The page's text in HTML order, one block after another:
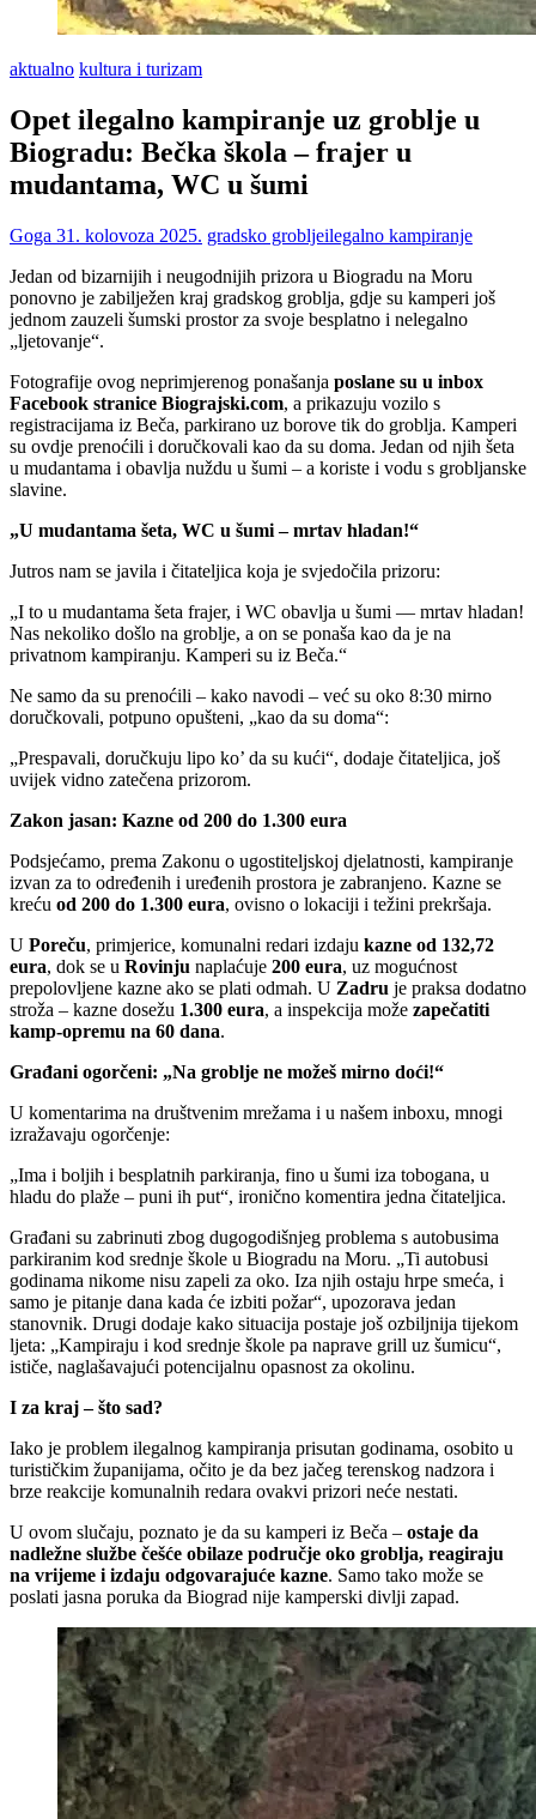
aktualno kultura i turizam
Opet ilegalno kampiranje uz groblje u
Biogradu: Bečka škola – frajer u
mudantama, WC u šumi
Goga 31. kolovoza 2025. gradsko grobljeilegalno kampiranje
Jedan od bizarnijih i neugodnijih prizora u Biogradu na Moru
ponovno je zabilježen kraj gradskog groblja, gdje su kamperi još
jednom zauzeli šumski prostor za svoje besplatno i nelegalno
„ljetovanje“.
Fotografije ovog neprimjerenog ponašanja poslane su u inbox
Facebook stranice Biograjski.com, a prikazuju vozilo s
registracijama iz Beča, parkirano uz borove tik do groblja. Kamperi
su ovdje prenoćili i doručkovali kao da su doma. Jedan od njih šeta
u mudantama i obavlja nuždu u šumi – a koriste i vodu s grobljanske
slavine.
„U mudantama šeta, WC u šumi – mrtav hladan!“
Jutros nam se javila i čitateljica koja je svjedočila prizoru:
„I to u mudantama šeta frajer, i WC obavlja u šumi — mrtav hladan!
Nas nekoliko došlo na groblje, a on se ponaša kao da je na
privatnom kampiranju. Kamperi su iz Beča.“
Ne samo da su prenoćili – kako navodi – već su oko 8:30 mirno
doručkovali, potpuno opušteni, „kao da su doma“:
„Prespavali, doručkuju lipo ko’ da su kući“, dodaje čitateljica, još
uvijek vidno zatečena prizorom.
Zakon jasan: Kazne od 200 do 1.300 eura
Podsjećamo, prema Zakonu o ugostiteljskoj djelatnosti, kampiranje
izvan za to određenih i uređenih prostora je zabranjeno. Kazne se
kreću od 200 do 1.300 eura, ovisno o lokaciji i težini prekršaja.
U Poreču, primjerice, komunalni redari izdaju kazne od 132,72
eura, dok se u Rovinju naplaćuje 200 eura, uz mogućnost
prepolovljene kazne ako se plati odmah. U Zadru je praksa dodatno
stroža – kazne dosežu 1.300 eura, a inspekcija može zapečatiti
kamp-opremu na 60 dana.
Građani ogorčeni: „Na groblje ne možeš mirno doći!“
U komentarima na društvenim mrežama i u našem inboxu, mnogi
izražavaju ogorčenje:
„Ima i boljih i besplatnih parkiranja, fino u šumi iza tobogana, u
hladu do plaže – puni ih put“, ironično komentira jedna čitateljica.
Građani su zabrinuti zbog dugogodišnjeg problema s autobusima
parkiranim kod srednje škole u Biogradu na Moru. „Ti autobusi
godinama nikome nisu zapeli za oko. Iza njih ostaju hrpe smeća, i
samo je pitanje dana kada će izbiti požar“, upozorava jedan
stanovnik. Drugi dodaje kako situacija postaje još ozbiljnija tijekom
ljeta: „Kampiraju i kod srednje škole pa naprave grill uz šumicu“,
ističe, naglašavajući potencijalnu opasnost za okolinu.
I za kraj – što sad?
Iako je problem ilegalnog kampiranja prisutan godinama, osobito u
turističkim županijama, očito je da bez jačeg terenskog nadzora i
brze reakcije komunalnih redara ovakvi prizori neće nestati.
U ovom slučaju, poznato je da su kamperi iz Beča – ostaje da
nadležne službe češće obilaze područje oko groblja, reagiraju
na vrijeme i izdaju odgovarajuće kazne. Samo tako može se
poslati jasna poruka da Biograd nije kamperski divlji zapad.